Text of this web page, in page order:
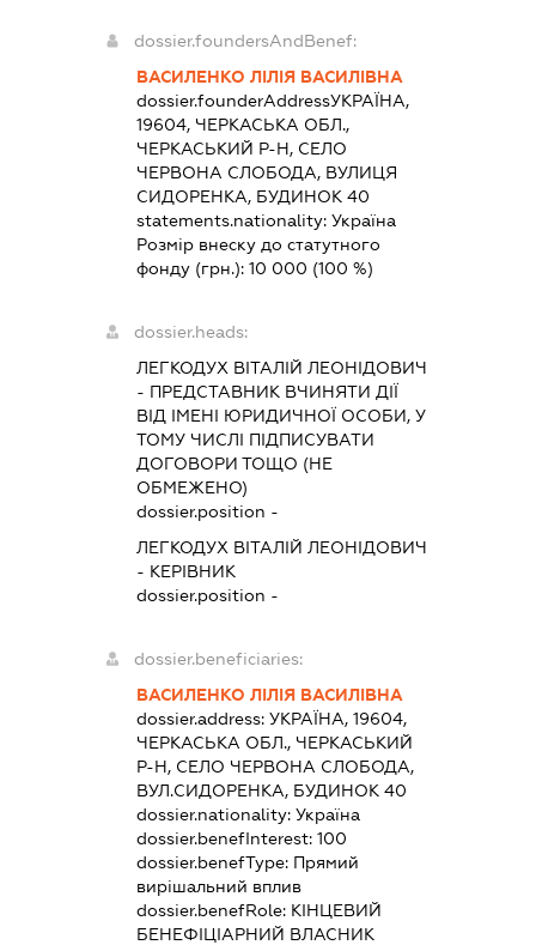
dossier.foundersAndBenef:
ВАСИЛЕНКО ЛІЛІЯ ВАСИЛІВНА
dossier.founderAddressУКРАЇНА,
19604, ЧЕРКАСЬКА ОБЛ.,
ЧЕРКАСЬКИЙ Р-Н, СЕЛО
ЧЕРВОНА СЛОБОДА, ВУЛИЦЯ
СИДОРЕНКА, БУДИНОК 40
statements.nationality:Україна
Розмір внеску до статутного
фонду (грн.):10 000 (100 %)
dossier.heads:
ЛЕГКОДУХ ВІТАЛІЙ ЛЕОНІДОВИЧ
- ПРЕДСТАВНИК ВЧИНЯТИ ДІЇ
ВІД ІМЕНІ ЮРИДИЧНОЇ ОСОБИ, У
ТОМУ ЧИСЛІ ПІДПИСУВАТИ
ДОГОВОРИ ТОЩО (НЕ
ОБМЕЖЕНО)
dossier.position -
ЛЕГКОДУХ ВІТАЛІЙ ЛЕОНІДОВИЧ
- КЕРІВНИК
dossier.position -
dossier.beneficiaries:
ВАСИЛЕНКО ЛІЛІЯ ВАСИЛІВНА
dossier.address:УКРАЇНА, 19604,
ЧЕРКАСЬКА ОБЛ., ЧЕРКАСЬКИЙ
Р-Н, СЕЛО ЧЕРВОНА СЛОБОДА,
ВУЛ.СИДОРЕНКА, БУДИНОК 40
dossier.nationality:Україна
dossier.benefInterest:100
dossier.benefType: Прямий
вирішальний вплив
dossier.benefRole: КІНЦЕВИЙ
БЕНЕФІЦІАРНИЙ ВЛАСНИК